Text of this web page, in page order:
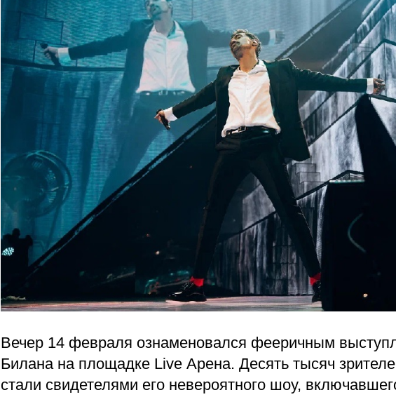
Вечер 14 февраля ознаменовался фееричным
Билана на площадке Live Арена. Десять тысяч
стали свидетелями его невероятного шоу,